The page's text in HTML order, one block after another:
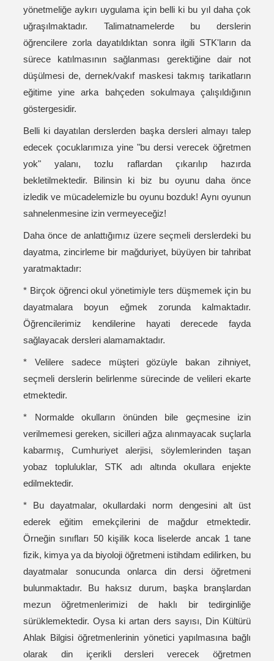
yönetmeliğe aykırı uygulama için belli ki bu yıl daha çok
uğraşılmaktadır. Talimatnamelerde bu derslerin
öğrencilere zorla dayatıldıktan sonra ilgili STK'ların da
sürece katılmasının sağlanması gerektiğine dair not
düşülmesi de, dernek/vakıf maskesi takmış tarikatların
eğitime yine arka bahçeden sokulmaya çalışıldığının
göstergesidir.
Belli ki dayatılan derslerden başka dersleri almayı talep
edecek çocuklarımıza yine "bu dersi verecek öğretmen
yok" yalanı, tozlu raflardan çıkarılıp hazırda
bekletilmektedir. Bilinsin ki biz bu oyunu daha önce
izledik ve mücadelemizle bu oyunu bozduk! Aynı oyunun
sahnelenmesine izin vermeyeceğiz!
Daha önce de anlattığımız üzere seçmeli derslerdeki bu
dayatma, zincirleme bir mağduriyet, büyüyen bir tahribat
yaratmaktadır:
* Birçok öğrenci okul yönetimiyle ters düşmemek için bu
dayatmalara boyun eğmek zorunda kalmaktadır.
Öğrencilerimiz kendilerine hayati derecede fayda
sağlayacak dersleri alamamaktadır.
* Velilere sadece müşteri gözüyle bakan zihniyet,
seçmeli derslerin belirlenme sürecinde de velileri ekarte
etmektedir.
* Normalde okulların önünden bile geçmesine izin
verilmemesi gereken, sicilleri ağza alınmayacak suçlarla
kabarmış, Cumhuriyet alerjisi, söylemlerinden taşan
yobaz topluluklar, STK adı altında okullara enjekte
edilmektedir.
* Bu dayatmalar, okullardaki norm dengesini alt üst
ederek eğitim emekçilerini de mağdur etmektedir.
Örneğin sınıfları 50 kişilik koca liselerde ancak 1 tane
fizik, kimya ya da biyoloji öğretmeni istihdam edilirken, bu
dayatmalar sonucunda onlarca din dersi öğretmeni
bulunmaktadır. Bu haksız durum, başka branşlardan
mezun öğretmenlerimizi de haklı bir tedirginliğe
sürüklemektedir. Oysa ki artan ders sayısı, Din Kültürü
Ahlak Bilgisi öğretmenlerinin yönetici yapılmasına bağlı
olarak din içerikli dersleri verecek öğretmen